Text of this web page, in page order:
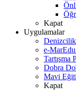
Kapat
Uygulamalar
Denizcilik
e-
Tartışma
Dobra
Mavi
Kapat